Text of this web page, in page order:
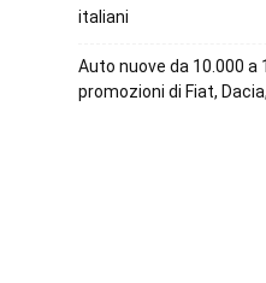
italiani
Auto nuove da 10.000 a
promozioni di Fiat,